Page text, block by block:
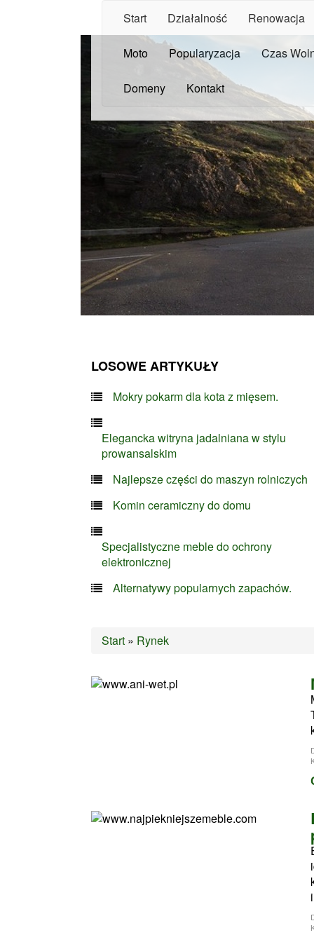
Start Działalność Renowacja
Moto Popularyzacja Czas
Domeny Kontakt
LOSOWE ARTYKUŁY
Mokry pokarm dla kota z mięsem.
Elegancka witryna jadalniana w stylu
prowansalskim
Najlepsze części do maszyn rolniczych
Komin ceramiczny do domu
Specjalistyczne meble do ochrony
elektronicznej
Alternatywy popularnych zapachów.
Start » Rynek